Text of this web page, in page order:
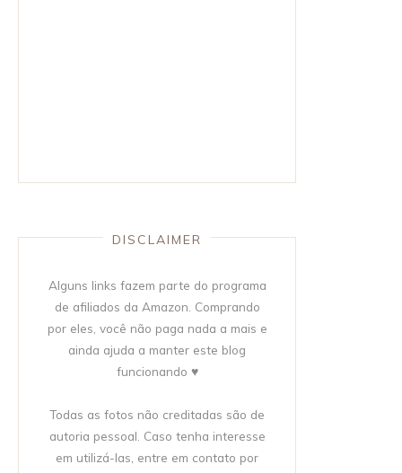
DISCLAIMER
Alguns links fazem parte do programa
de afiliados da Amazon. Comprando
por eles, você não paga nada a mais e
ainda ajuda a manter este blog
funcionando ♥
Todas as fotos não creditadas são de
autoria pessoal. Caso tenha interesse
em utilizá-las, entre em contato por